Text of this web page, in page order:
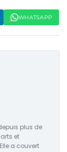
WHATSAPP
plus de
et
a couvert